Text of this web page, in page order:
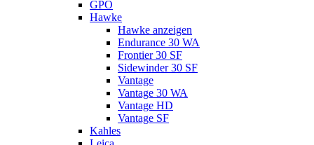
GPO
Hawke
Hawke anzeigen
Endurance 30 WA
Frontier 30 SF
Sidewinder 30 SF
Vantage
Vantage 30 WA
Vantage HD
Vantage SF
Kahles